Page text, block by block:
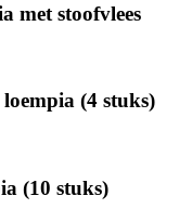
met stoofvlees
loempia (4 stuks)
(10 stuks)